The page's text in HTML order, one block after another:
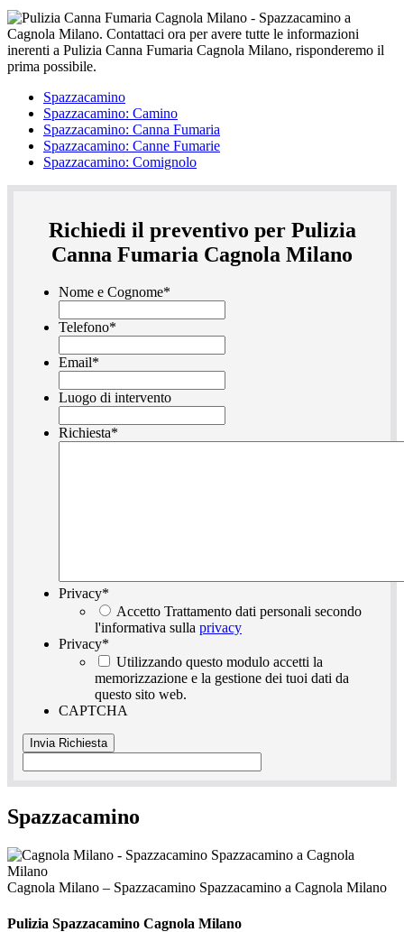
Spazzacamino
Spazzacamino: Camino
Spazzacamino: Canna Fumaria
Spazzacamino: Canne Fumarie
Spazzacamino: Comignolo
Richiedi il preventivo per Pulizia
Canna Fumaria Cagnola Milano
Nome e Cognome*
Telefono*
Email*
Luogo di intervento
Richiesta*
Privacy*
Accetto Trattamento dati personali secondo
l'informativa sulla privacy
Privacy*
Utilizzando questo modulo accetti la
memorizzazione e la gestione dei tuoi dati da
questo sito web.
CAPTCHA
Spazzacamino
Cagnola Milano – Spazzacamino Spazzacamino a Cagnola Milano
Pulizia Spazzacamino Cagnola Milano